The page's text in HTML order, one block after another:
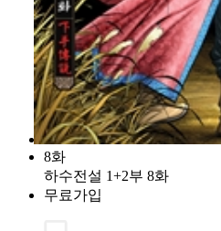
8화
하수전설 1+2부 8화
무료가입